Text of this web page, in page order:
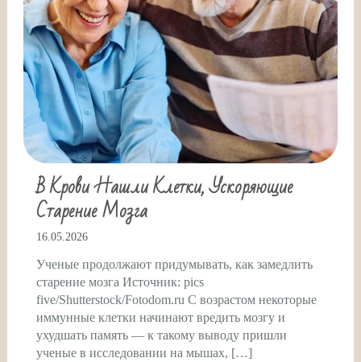
В Крови Нашли Клетки, Ускоряющие
Старение Мозга
16.05.2026
Ученые продолжают придумывать, как замедлить
старение мозга Источник: pics
five/Shutterstock/Fotodom.ru С возрастом некоторые
иммунные клетки начинают вредить мозгу и
ухудшать память — к такому выводу пришли
ученые в исследовании на мышах, […]